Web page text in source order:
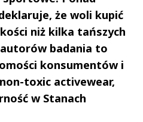
że woli kupić
niż kilka tańszych
badania to
konsumentów i
toxic activewear,
w Stanach